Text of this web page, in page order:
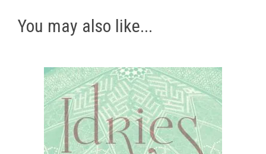
You may also like...